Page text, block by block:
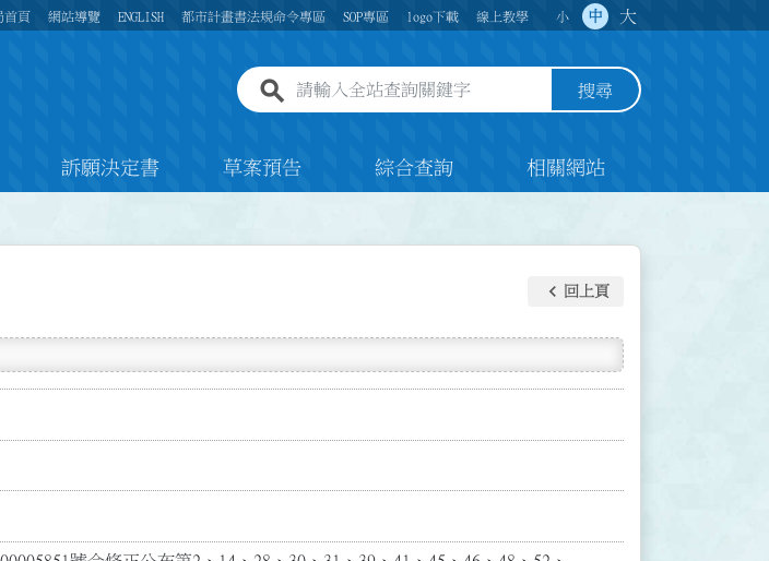
首頁 網站導覽 ENGLISH 都市計畫書法規命令專區 SOP專區 logo下載 線上教學 小 中 大
全站查詢關鍵字欄位 搜尋
訴願決定書 草案預告 綜合查詢 相關網站
keyboard_arrow_left 回上頁